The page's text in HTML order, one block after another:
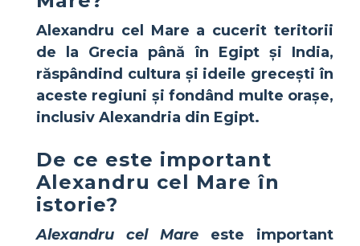
Alexandru cel Mare a cucerit teritorii
de la Grecia până în Egipt și India,
răspândind cultura și ideile grecești în
aceste regiuni și fondând multe orașe,
inclusiv Alexandria din Egipt.
De ce este important
Alexandru cel Mare în
istorie?
Alexandru cel Mare este important